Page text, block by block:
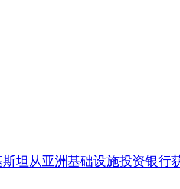
斯坦从亚洲基础设施投资银行